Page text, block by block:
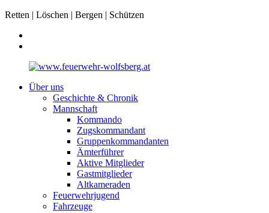
Retten | Löschen | Bergen | Schützen
Über uns
Geschichte & Chronik
Mannschaft
Kommando
Zugskommandant
Gruppenkommandanten
Ämterführer
Aktive Mitglieder
Gastmitglieder
Altkameraden
Feuerwehrjugend
Fahrzeuge